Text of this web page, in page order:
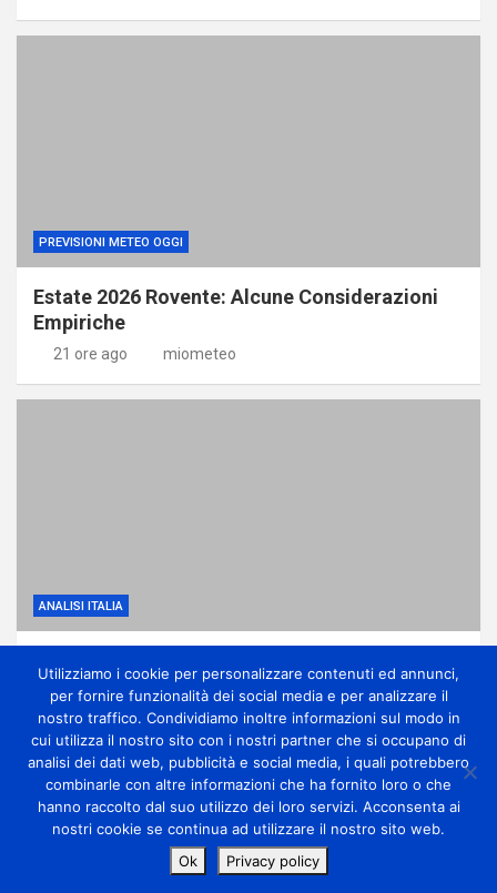
PREVISIONI METEO OGGI
Estate 2026 Rovente: Alcune Considerazioni
Empiriche
21 ore ago miometeo
ANALISI ITALIA
qualche temporale di calore
1 giorno ago miometeo
Copyright Miometeo © All rights reserved | Theme by
MantraBrain
Utilizziamo i cookie per personalizzare contenuti ed annunci,
per fornire funzionalità dei social media e per analizzare il
nostro traffico. Condividiamo inoltre informazioni sul modo in
cui utilizza il nostro sito con i nostri partner che si occupano di
analisi dei dati web, pubblicità e social media, i quali potrebbero
combinarle con altre informazioni che ha fornito loro o che
hanno raccolto dal suo utilizzo dei loro servizi. Acconsenta ai
nostri cookie se continua ad utilizzare il nostro sito web.
Ok
Privacy policy